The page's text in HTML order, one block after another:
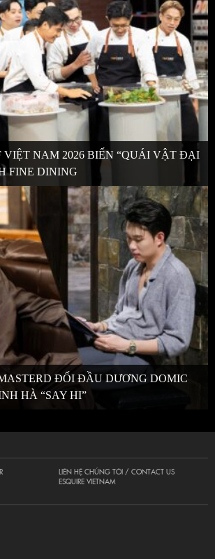
VIỆT NAM 2026 BIẾN “QUÁI VẬT ĐẠI
FINE DINING
ĐỐI ĐẦU DƯƠNG DOMIC
HÀ “SAY HI”
LIÊN HỆ CHÚNG TÔI / CONTACT US
ESQUIRE VIETNAM